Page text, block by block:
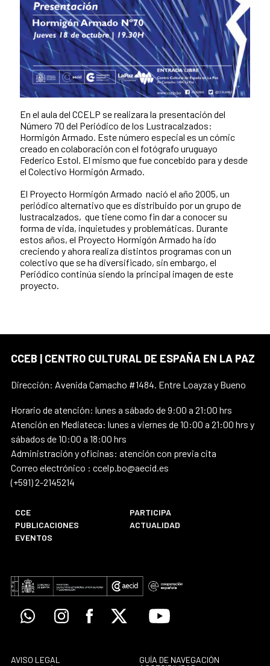
En el aula del CCELP se realizara la presentación del
Número 70 del Periódico de los Lustracalzados:
Hormigón Armado. Este número especial es un cómic
creado en colaboración con el fotógrafo uruguayo
Federico Estol. El mismo que fue concebido para y desde
el Colectivo Hormigón Armado.
El Proyecto Hormigón Armado nació el año 2005, un
periódico alternativo que es distribuido por un grupo de
lustracalzados, que tiene como fin dar a conocer su
forma de vida, inquietudes y problemáticas. Durante
estos años, el Proyecto Hormigón Armado ha ido
creciendo y ahora realiza distintos programas con un
colectivo que se ha diversificado, sin embargo, el
Periódico continúa siendo la principal imagen de este
proyecto.
CCEB | CENTRO CULTURAL DE ESPAÑA EN LA PAZ
Dirección: Avenida Camacho #1484. Entre Loayza y Bueno
Horario de atención: lunes a sábado de 9:00 a 21:00 hrs
Atención en Mediateca: lunes a viernes de 10:00 a 21:00 hrs y
sábados de 10:00 a 18:00 hrs
Administración y oficinas: atención con previa cita
Correo electrónico : ccelp.bo@aecid.es
(+591) 2-2145214
CCE
PARTICIPA
PUBLICACIONES
ACTUALIDAD
EVENTOS
WhatsappInstagramFacebook
X Youtube
AVISO LEGAL
GUÍA DE NAVEGACIÓN